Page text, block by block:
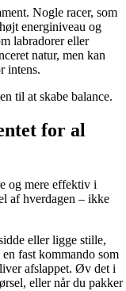
Nogle racer, som
energiniveau og
labradorer eller
natur, men kan
intens.
til at skabe balance.
for al
og mere effektiv i
af hverdagen – ikke
eller ligge stille,
fast kommando som
afslappet. Øv det i
eller når du pakker